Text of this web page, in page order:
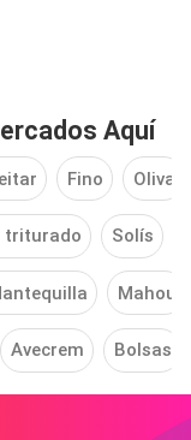
Aquí
Fino Oliva
triturado Solís
Mahou
Avecrem Bolsas